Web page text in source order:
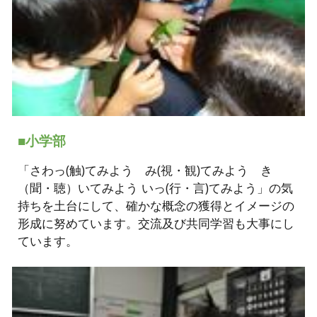
■小学部
「さわっ(触)てみよう み(視・観)てみよう き
（聞・聴）いてみよう いっ(行・言)てみよう」の気
持ちを土台にして、確かな概念の獲得とイメージの
形成に努めています。交流及び共同学習も大事にし
ています。